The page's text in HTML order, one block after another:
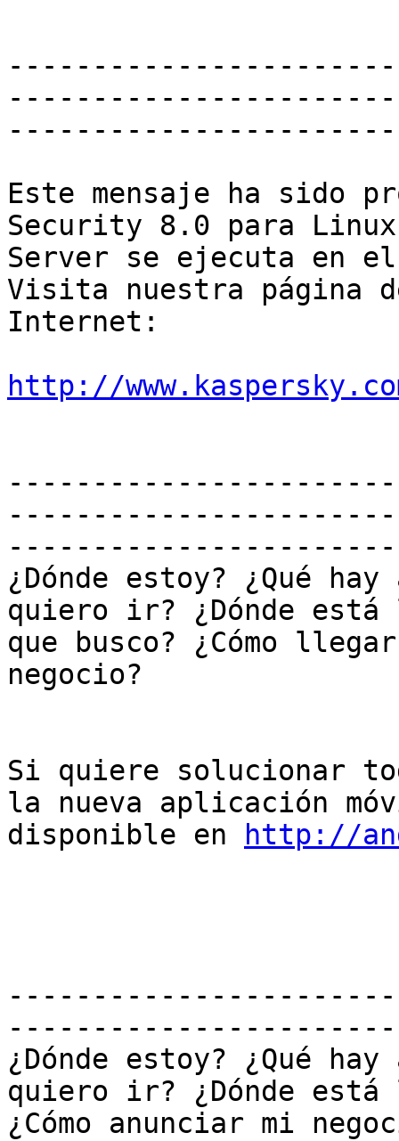
Este mensaje ha sido
Security 8.0 para
Server se ejecuta en
Visita nuestra página
Internet:
http://
¿Dónde estoy? ¿Qué
quiero ir? ¿Dónde está
que busco? ¿Cómo
negocio?
Si quiere solucionar
la nueva aplicación
disponible en
http://
¿Dónde estoy? ¿Qué
quiero ir? ¿Dónde está
¿Cómo anunciar mi